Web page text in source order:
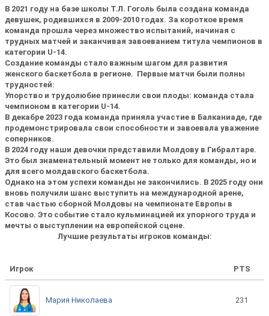
В 2021 году на базе школы Т.Л. Гоголь была создана команда
девушек, родившихся в 2009-2010 годах. За короткое время
команда прошла через множество испытаний, начиная с
трудных матчей и заканчивая завоеванием титула чемпионов в
категории U-14.
Создание команды стало важным шагом для развития
женского баскетбола в регионе. Первые матчи были полны
трудностей:
Упорство и трудолюбие принесли свои плоды: команда стала
чемпионом в категории U-14.
В декабре 2023 года команда приняла участие в Балканиаде, где
продемонстрировала свои способности и завоевала уважение
соперников.
В 2024 году наши девочки представили Молдову в Гибралтаре.
Это был знаменательный момент не только для команды, но и
для всего молдавского баскетбола.
Однако на этом успехи команды не закончились. В 2025 году они
вновь получили шанс выступить на международной арене,
став частью сборной Молдовы на чемпионате Европы в
Косово. Это событие стало кульминацией их упорного труда и
мечты о выступлении на европейской сцене.
Лучшие результаты игроков команды:
Игрок PTS
Мария Николаева 231